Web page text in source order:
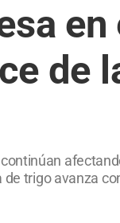
en
de
trigo avanza